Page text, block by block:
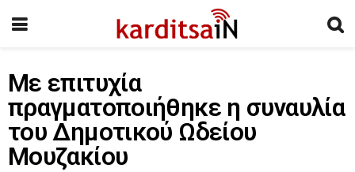
Με επιτυχία
πραγματοποιήθηκε η συναυλία
του Δημοτικού Ωδείου
Μουζακίου